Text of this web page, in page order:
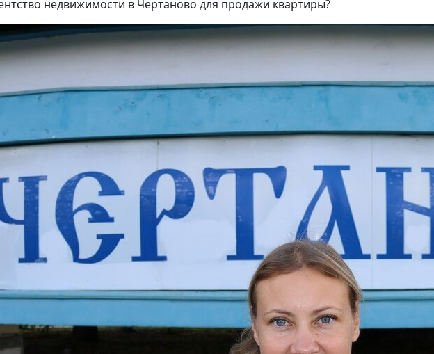
недвижимости в Чертаново для продажи квартиры?